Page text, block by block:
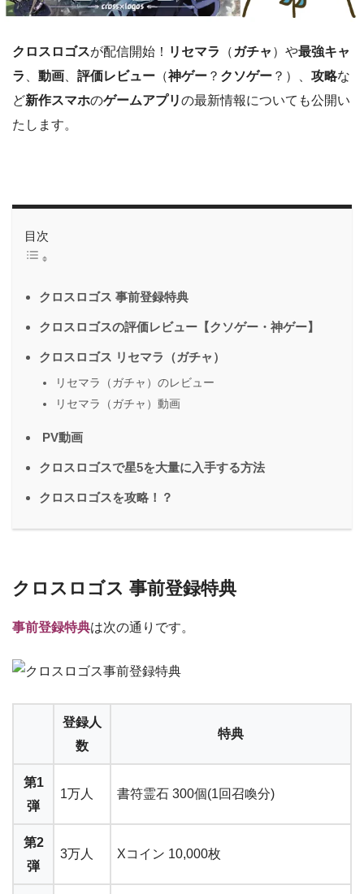
クロスロゴスが配信開始！ リセマラ （ ガチャ ）や最強キャ
ラ
動画 評価レビュー （神ゲー ？ クソゲー ？）、 攻略な
ど新作スマホのゲームアプリの最新情報についても公開い
たします。
目次
クロスロゴス 事前登録特典
クロスロゴスの評価レビュー【クソゲー・神ゲー】
クロスロゴス リセマラ（ガチャ）
リセマラ（ガチャ）のレビュー
リセマラ（ガチャ）動画
PV動画
クロスロゴスで星5を大量に入手する方法
クロスロゴスを攻略！？
クロスロゴス 事前登録特典
事前登録特典は次の通りです。
登録人
数
特典
第1
弾
1万人 書符霊石 300個(1回召喚分)
第2
弾
3万人 Xコイン 10,000枚